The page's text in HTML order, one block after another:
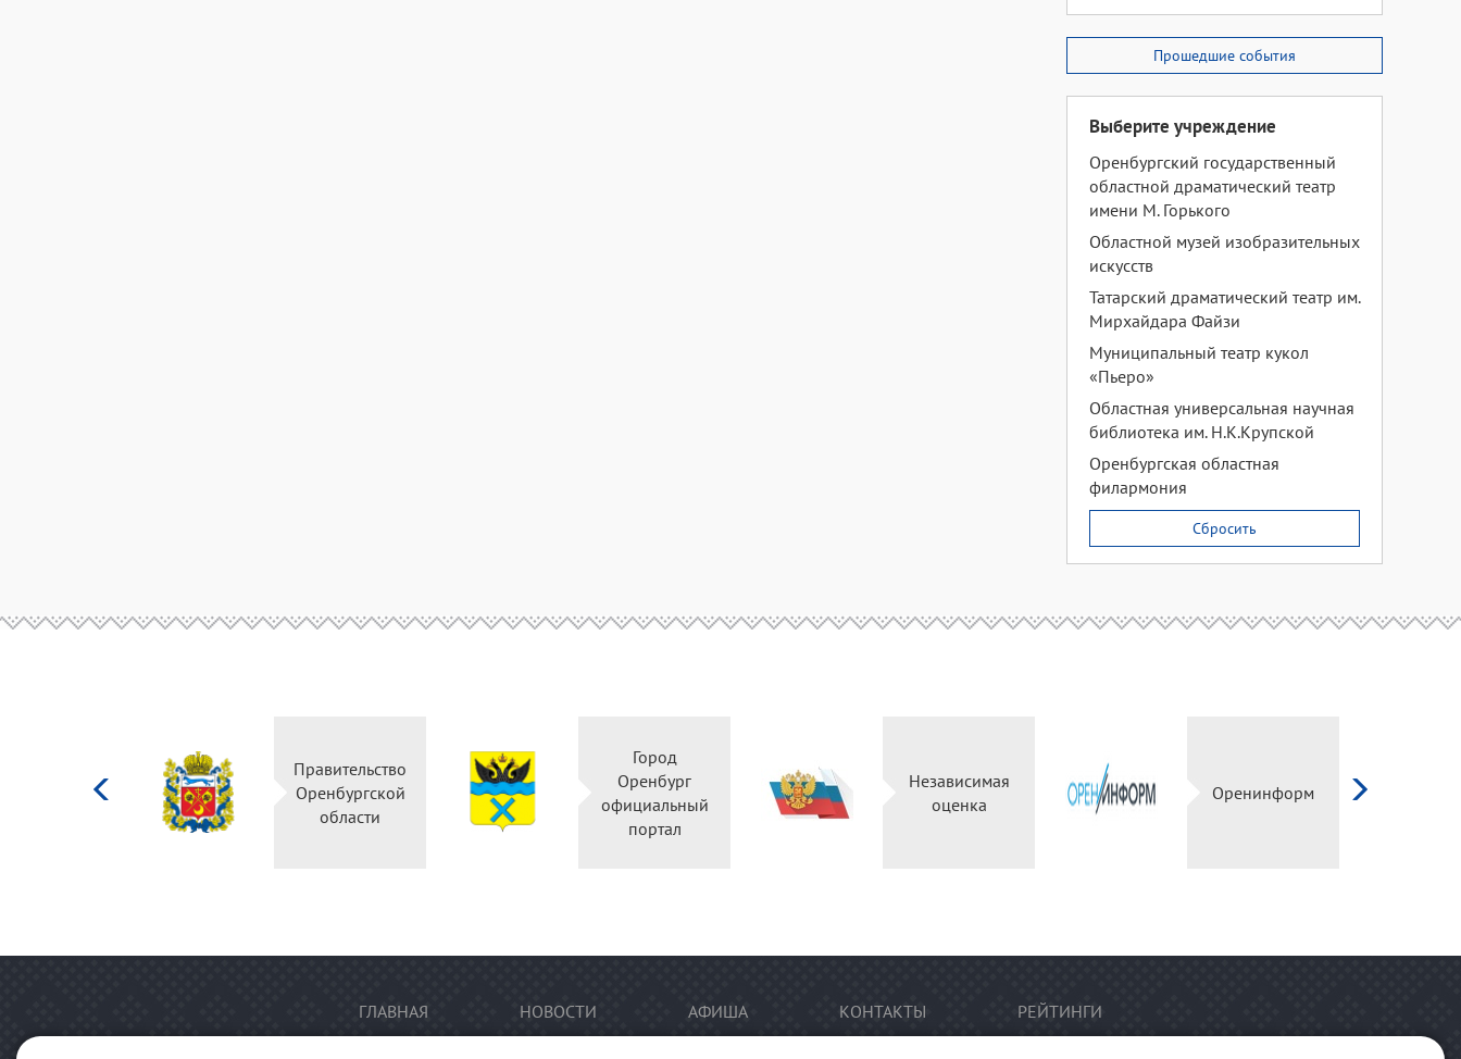
Прошедшие события
Выберите учреждение
Оренбургский государственный
областной драматический театр
имени М. Горького
Областной музей изобразительных
искусств
Татарский драматический театр им.
Мирхайдара Файзи
Муниципальный театр кукол
«Пьеро»
Областная универсальная научная
библиотека им. Н.К.Крупской
Оренбургская областная
филармония
Сбросить
Правительство
Оренбургской
области
Город
Оренбург
официальный
портал
Независимая
оценка
Оренинформ
ГЛАВНАЯ НОВОСТИ АФИША КОНТАКТЫ РЕЙТИНГИ